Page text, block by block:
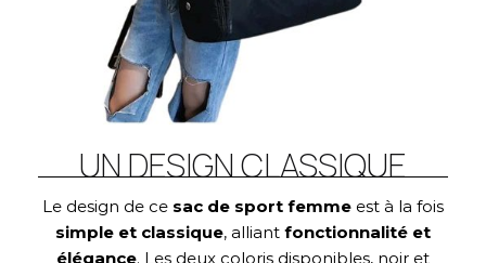
UN DESIGN CLASSIQUE
Le design de ce sac de sport femme est à la fois
simple et classique, alliant fonctionnalité et
élégance. Les deux coloris disponibles, noir et